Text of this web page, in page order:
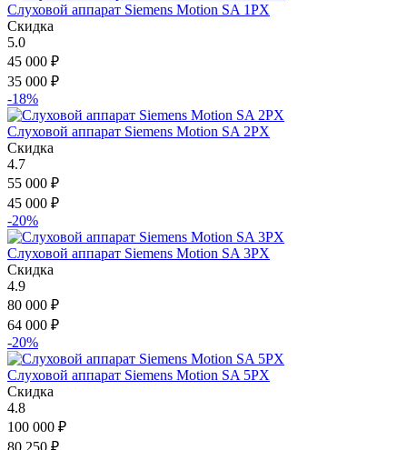
Слуховой аппарат Siemens Motion SA 1PX
Скидка
5.0
45 000 ₽
35 000 ₽
-18%
Слуховой аппарат Siemens Motion SA 2PX
Скидка
4.7
55 000 ₽
45 000 ₽
-20%
Слуховой аппарат Siemens Motion SA 3PX
Скидка
4.9
80 000 ₽
64 000 ₽
-20%
Слуховой аппарат Siemens Motion SA 5PX
Скидка
4.8
100 000 ₽
80 250 ₽